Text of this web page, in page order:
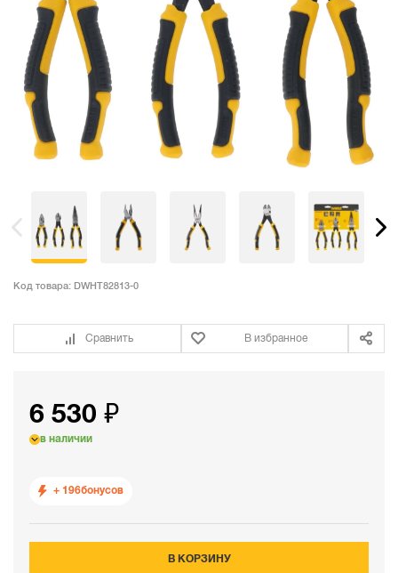
Код товара: DWHT82813-0
Сравнить В избранное
6 530 ₽
в наличии
+ 196бонусов
В КОРЗИНУ